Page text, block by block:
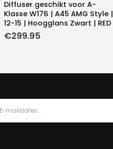
Diffuser geschikt voor A-
Klasse W176 | A45 AMG Style |
12-15 | Hoogglans Zwart | RED
€299.95